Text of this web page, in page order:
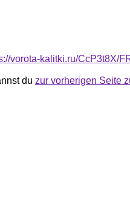
vorota-kalitki.ru/CcP3t8X/
du zur vorherigen Seite